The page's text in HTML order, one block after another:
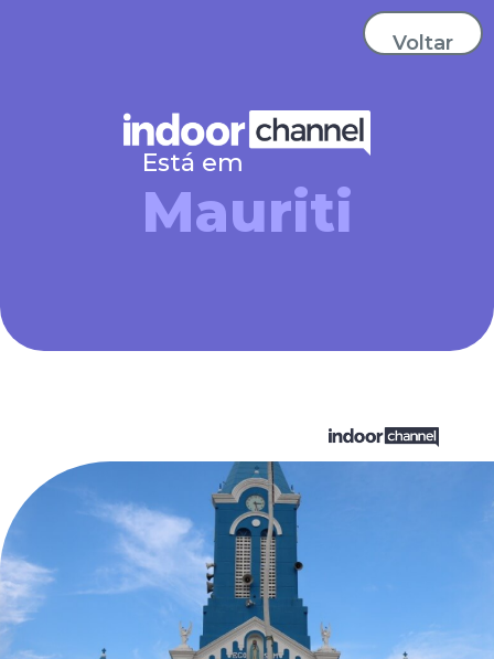
Voltar
Está em
Mauriti